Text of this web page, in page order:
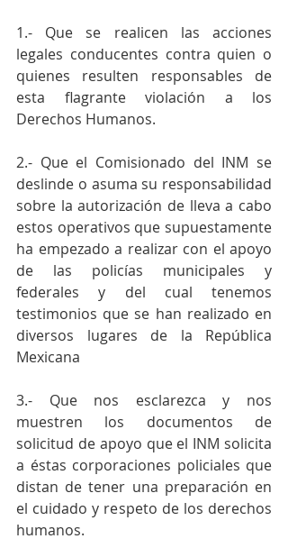
1.- Que se realicen las acciones
legales conducentes contra quien o
quienes resulten responsables de
esta flagrante violación a los
Derechos Humanos.
2.- Que el Comisionado del INM se
deslinde o asuma su responsabilidad
sobre la autorización de lleva a cabo
estos operativos que supuestamente
ha empezado a realizar con el apoyo
de las policías municipales y
federales y del cual tenemos
testimonios que se han realizado en
diversos lugares de la República
Mexicana
3.- Que nos esclarezca y nos
muestren los documentos de
solicitud de apoyo que el INM solicita
a éstas corporaciones policiales que
distan de tener una preparación en
el cuidado y respeto de los derechos
humanos.